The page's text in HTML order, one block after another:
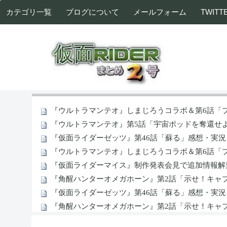
カテゴリ一覧 ブログについて メールフォーム